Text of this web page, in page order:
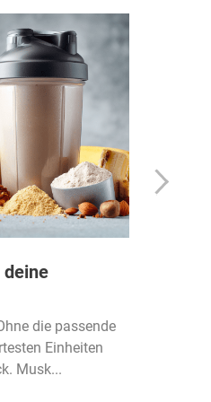
deine
die passende
Einheiten
Musk...